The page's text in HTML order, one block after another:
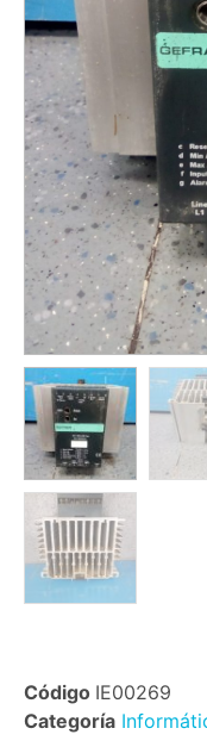
Código IE00269
Categoría